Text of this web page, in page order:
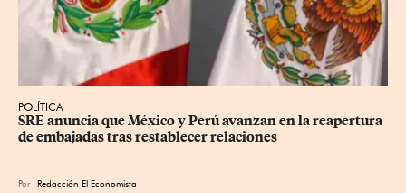
POLÍTICA
SRE anuncia que México y Perú avanzan en la reapertura
de embajadas tras restablecer relaciones
Por Redacción El Economista